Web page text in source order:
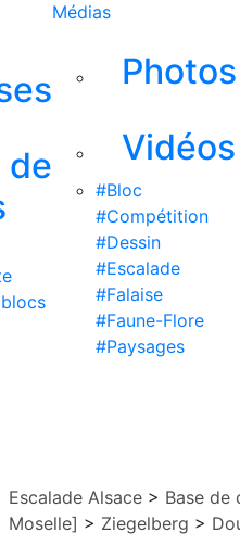
de
Médias
Photos
Vidéos
#Bloc
#Compétition
#Dessin
#Escalade
#Falaise
#Faune-Flore
#Paysages
Escalade Alsace > Base de
Moselle] > Ziegelberg >